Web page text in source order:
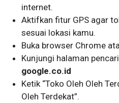
internet.
Aktifkan fitur GPS agar
sesuai lokasi kamu.
Buka browser Chrome
Kunjungi halaman
google.co.id
Ketik “Toko Oleh Oleh
Oleh Terdekat”.